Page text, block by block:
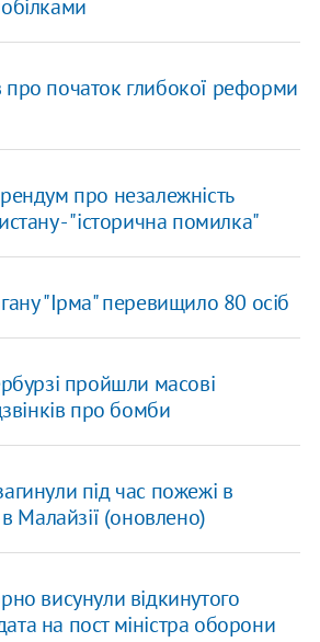
початок глибокої реформи
про незалежність
- "історична помилка"
"Ірма" перевищило 80 осіб
пройшли масові
про бомби
під час пожежі в
в Малайзії (оновлено)
висунули відкинутого
на пост міністра оборони